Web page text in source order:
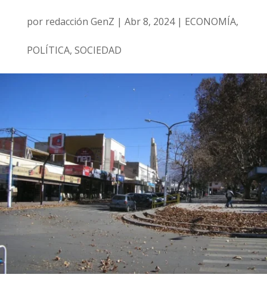
por redacción GenZ | Abr 8, 2024| ECONOMÍA,
POLÍTICA, SOCIEDAD